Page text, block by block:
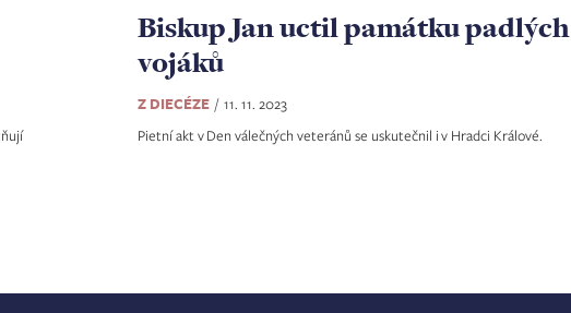
Biskup Jan uctil památku padlých
vojáků
Z DIECÉZE
11. 11. 2023
Pietní akt v Den válečných veteránů se uskutečnil i v Hradci Králové.